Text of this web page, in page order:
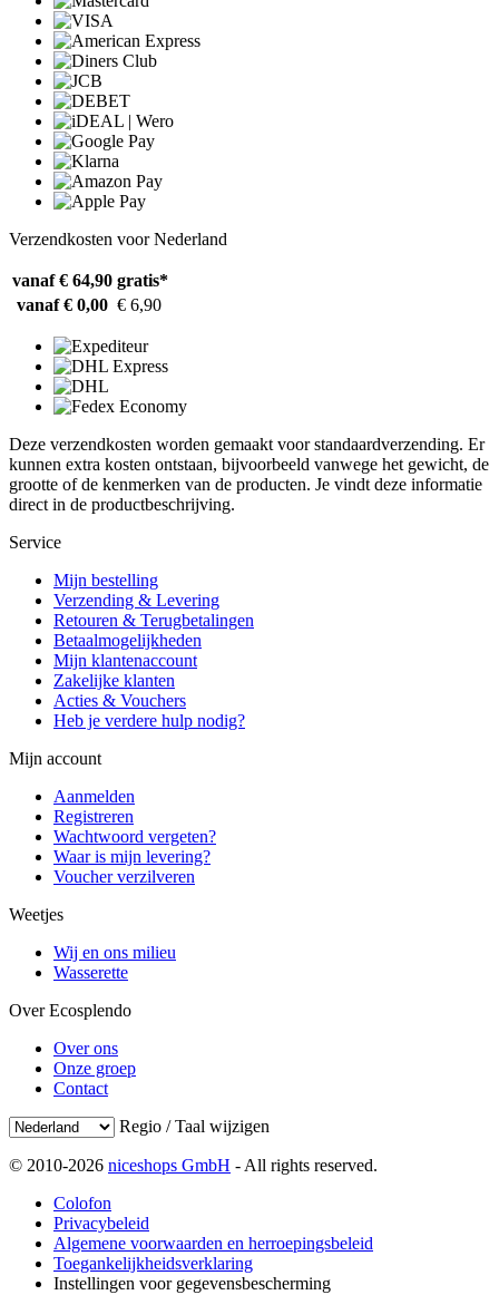
Verzendkosten voor Nederland
vanaf € 64,90 gratis*
vanaf € 0,00 € 6,90
Deze verzendkosten worden gemaakt voor standaardverzending. Er
kunnen extra kosten ontstaan, bijvoorbeeld vanwege het gewicht, de
grootte of de kenmerken van de producten. Je vindt deze informatie
direct in de productbeschrijving.
Service
Mijn bestelling
Verzending & Levering
Retouren & Terugbetalingen
Betaalmogelijkheden
Mijn klantenaccount
Zakelijke klanten
Acties & Vouchers
Heb je verdere hulp nodig?
Mijn account
Aanmelden
Registreren
Wachtwoord vergeten?
Waar is mijn levering?
Voucher verzilveren
Weetjes
Wij en ons milieu
Wasserette
Over Ecosplendo
Over ons
Onze groep
Contact
Regio / Taal wijzigen
© 2010-2026 niceshops GmbH - All rights reserved.
Colofon
Privacybeleid
Algemene voorwaarden en herroepingsbeleid
Toegankelijkheidsverklaring
Instellingen voor gegevensbescherming